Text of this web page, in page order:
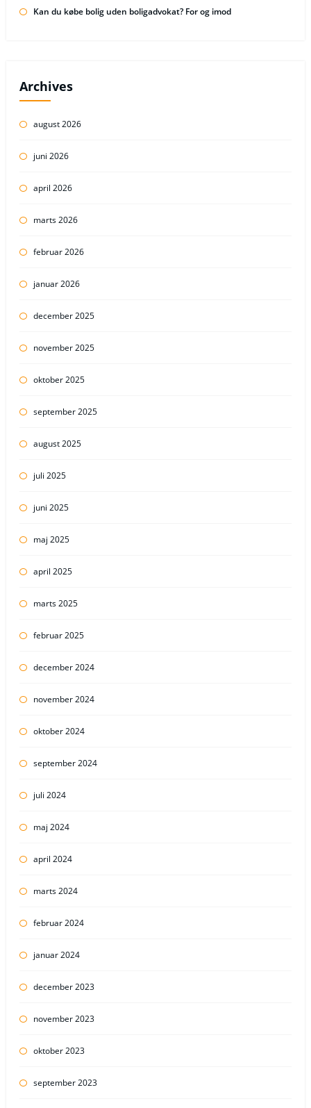
Kan du købe bolig uden boligadvokat? For og imod
Archives
august 2026
juni 2026
april 2026
marts 2026
februar 2026
januar 2026
december 2025
november 2025
oktober 2025
september 2025
august 2025
juli 2025
juni 2025
maj 2025
april 2025
marts 2025
februar 2025
december 2024
november 2024
oktober 2024
september 2024
juli 2024
maj 2024
april 2024
marts 2024
februar 2024
januar 2024
december 2023
november 2023
oktober 2023
september 2023